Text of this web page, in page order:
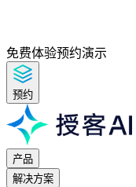
免费体验预约演示
预约
产品
解决方案